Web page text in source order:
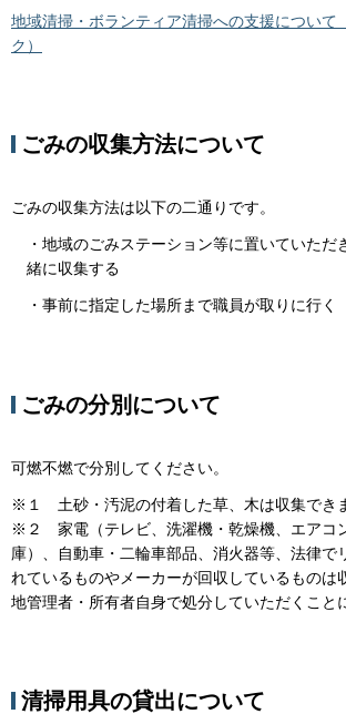
地域清掃・ボランティア清掃への支援について
ク）
ごみの収集方法について
ごみの収集方法は以下の二通りです。
・地域のごみステーション等に置いていただ
緒に収集する
・事前に指定した場所まで職員が取りに行く
ごみの分別について
可燃不燃で分別してください。
※１ 土砂・汚泥の付着した草、木は収集でき
※２ 家電（テレビ、洗濯機・乾燥機、エアコ
庫）、自動車・二輪車部品、消火器等、法律で
れているものやメーカーが回収しているものは
地管理者・所有者自身で処分していただくこと
清掃用具の貸出について